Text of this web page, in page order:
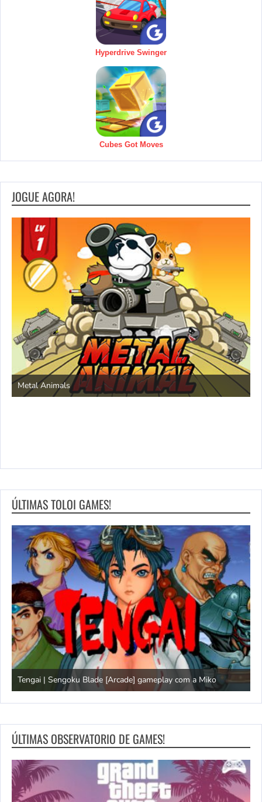
Hyperdrive Swinger
Cubes Got Moves
JOGUE AGORA!
Metal Animals
ÚLTIMAS TOLOI GAMES!
Tengai | Sengoku Blade [Arcade] gameplay com a Miko
ÚLTIMAS OBSERVATORIO DE GAMES!